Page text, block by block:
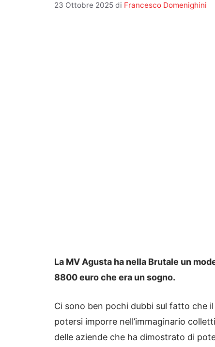
23 Ottobre 2025 di Francesco Domenighini
La MV Agusta ha nella Brutale un
8800 euro che era un sogno.
Ci sono ben pochi dubbi sul fatto che
potersi imporre nell’immaginario
delle aziende che ha dimostrato di